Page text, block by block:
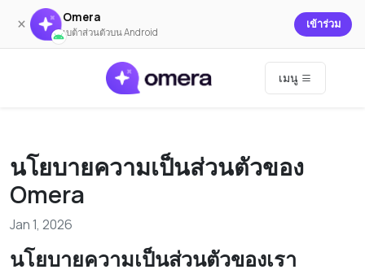
× Omera
เบต้าส่วนตัวบน Android
เข้าร่วม
เมนู
นโยบายความเป็นส่วนตัวของ
Omera
Jan 1, 2026
นโยบายความเป็นส่วนตัวของเรา